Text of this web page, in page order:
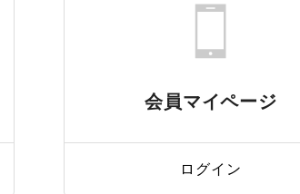
会員マイページ
ログイン